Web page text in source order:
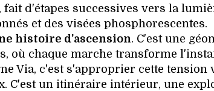
d'étapes successives vers la
et des visées phosphorescentes.
histoire d'ascension. C'est une
où chaque marche transforme
Via, c'est s'approprier cette tension
C'est un itinéraire intérieur, une